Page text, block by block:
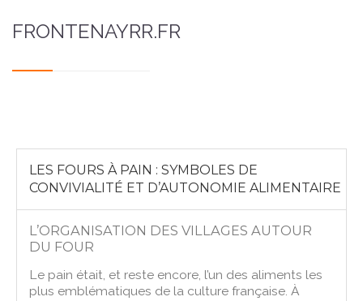
FRONTENAYRR.FR
LES FOURS À PAIN : SYMBOLES DE
CONVIVIALITÉ ET D’AUTONOMIE ALIMENTAIRE
L’ORGANISATION DES VILLAGES AUTOUR
DU FOUR
Le pain était, et reste encore, l’un des aliments les
plus emblématiques de la culture française. À